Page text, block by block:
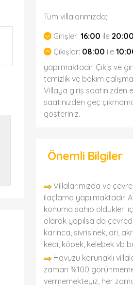
Tüm villalarımızda;
Girişler: 16:00 ile 20:00
Çıkışlar: 08:00 ile
yapılmaktadır. Çıkış ve
temizlik ve bakım
Villaya giriş saatinizden
saatinizden geç
gösteriniz.
Önemli Bilgiler
Villalarımızda ve
ilaçlama yapılmaktadır.
konuma sahip olduklerı
olarak yapılsa da
karınca, sivrisinek, arı,
kedi, köpek, kelebek vb
Havuzu korunaklı
zaman %100
vermemekteyiz, her